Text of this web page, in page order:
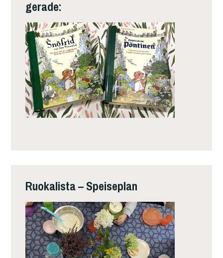
gerade:
Ruokalista – Speiseplan